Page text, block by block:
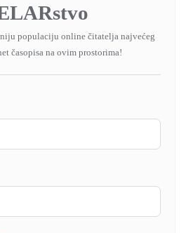
populaciju online čitatelja najvećeg
časopisa na ovim prostorima!